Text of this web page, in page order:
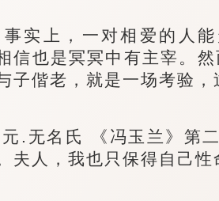
上，一对相爱的人能
信也是冥冥中有主宰。
子偕老，就是一场考验，
名氏 《冯玉兰》第二
夫人，我也只保得自己性